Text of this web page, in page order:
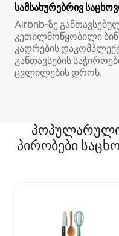
სამსახურებრივ
Airbnb‑ზე
კეთილმოწყობილი
კადრების
განთავსების
ცვლილების დროს.
პირობები